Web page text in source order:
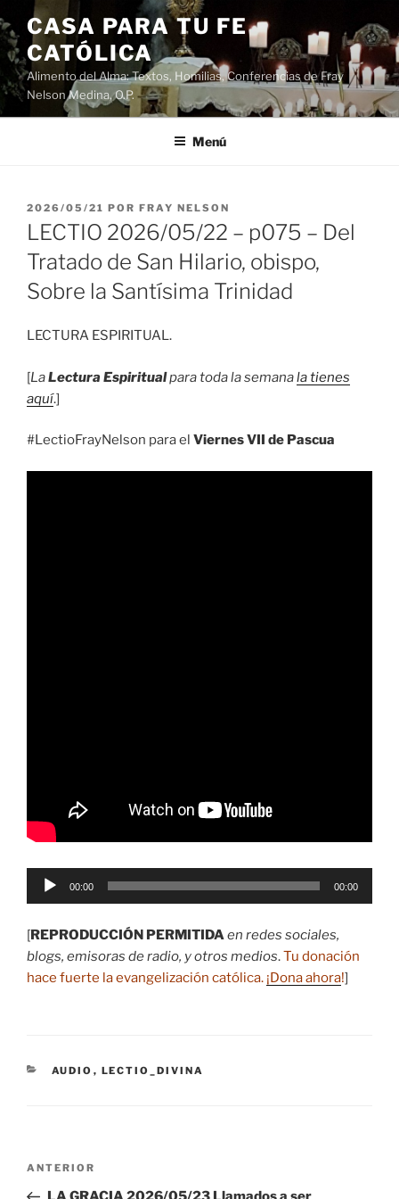
Saltar
al
contenido
CASA PARA TU FE
CATÓLICA
Alimento del Alma: Textos, Homilias, Conferencias de Fray
Nelson Medina, O.P.
Menú
PUBLICADO
EL
2026/05/21 POR FRAY NELSON
LECTIO 2026/05/22 – p075 – Del
Tratado de San Hilario, obispo,
Sobre la Santísima Trinidad
LECTURA ESPIRITUAL.
[LaLectura Espiritualpara toda la semanala tienes
aquí.]
#LectioFrayNelson para el Viernes VII de Pascua
Reproductor
00:00 00:00
[REPRODUCCIÓN PERMITIDAen redes sociales,
blogs, emisoras de radio, y otros medios.Tu donación
hace fuerte la evangelización católica. ¡Dona ahora!]
CATEGORÍAS
AUDIO , LECTIO_DIVINA
Navegación
Entrada
anterior:
ANTERIOR